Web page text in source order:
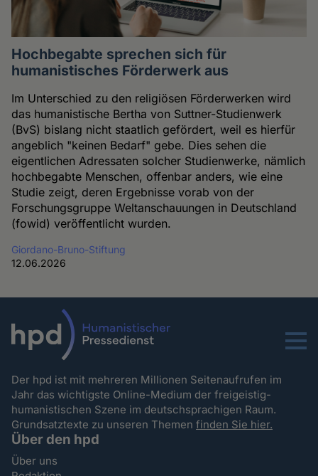
Hochbegabte sprechen sich für
humanistisches Förderwerk aus
Im Unterschied zu den religiösen Förderwerken wird
das humanistische Bertha von Suttner-Studienwerk
(BvS) bislang nicht staatlich gefördert, weil es hierfür
angeblich "keinen Bedarf" gebe. Dies sehen die
eigentlichen Adressaten solcher Studienwerke, nämlich
hochbegabte Menschen, offenbar anders, wie eine
Studie zeigt, deren Ergebnisse vorab von der
Forschungsgruppe Weltanschauungen in Deutschland
(fowid) veröffentlicht wurden.
Giordano-Bruno-Stiftung
12.06.2026
Menu
Der hpd ist mit mehreren Millionen Seitenaufrufen im
Jahr das wichtigste Online-Medium der freigeistig-
humanistischen Szene im deutschsprachigen Raum.
Grundsatztexte zu unseren Themenfinden Sie hier.
Über den hpd
Über uns